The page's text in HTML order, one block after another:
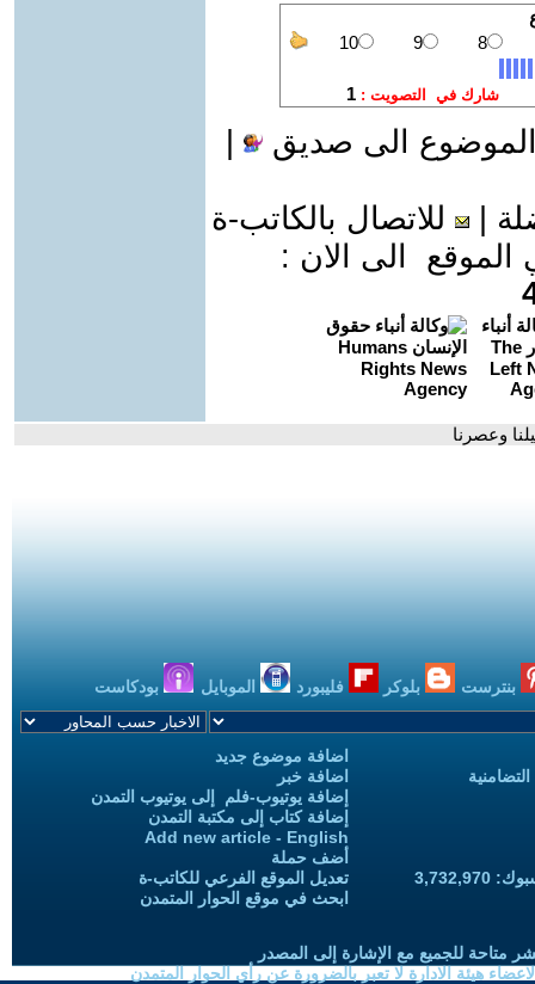
الى صديق
للاتصال بالكاتب-ة
الى الان :
وعصرنا
بنترست بلوكر فليبورد الموبايل بودكاست
اضافة موضوع جديد
اضافة خبر
إضافة يوتيوب-فلم إلى يوتيوب التمدن
إضافة كتاب إلى مكتبة التمدن
Add new article - English
أضف حملة
تعديل الموقع الفرعي للكاتب-ة
ابحث في موقع الحوار المتمدن
متاحة للجميع مع الإشارة إلى المصدر
هيئة الادارة لا تعبر بالضرورة عن رأي الحوار المتمدن